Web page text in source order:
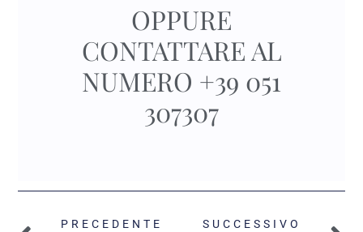
OPPURE
CONTATTARE AL
NUMERO +39 051
307307
PRECEDENTE SUCCESSIVO